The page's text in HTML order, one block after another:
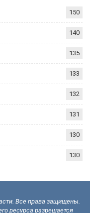
150
140
135
133
132
131
130
130
Все права защищены.
ресурса разрешается